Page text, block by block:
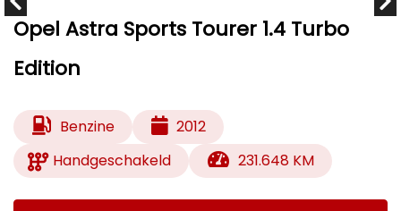
Opel Astra Sports Tourer 1.4 Turbo
Edition
Benzine
2012
Handgeschakeld
231.648 KM